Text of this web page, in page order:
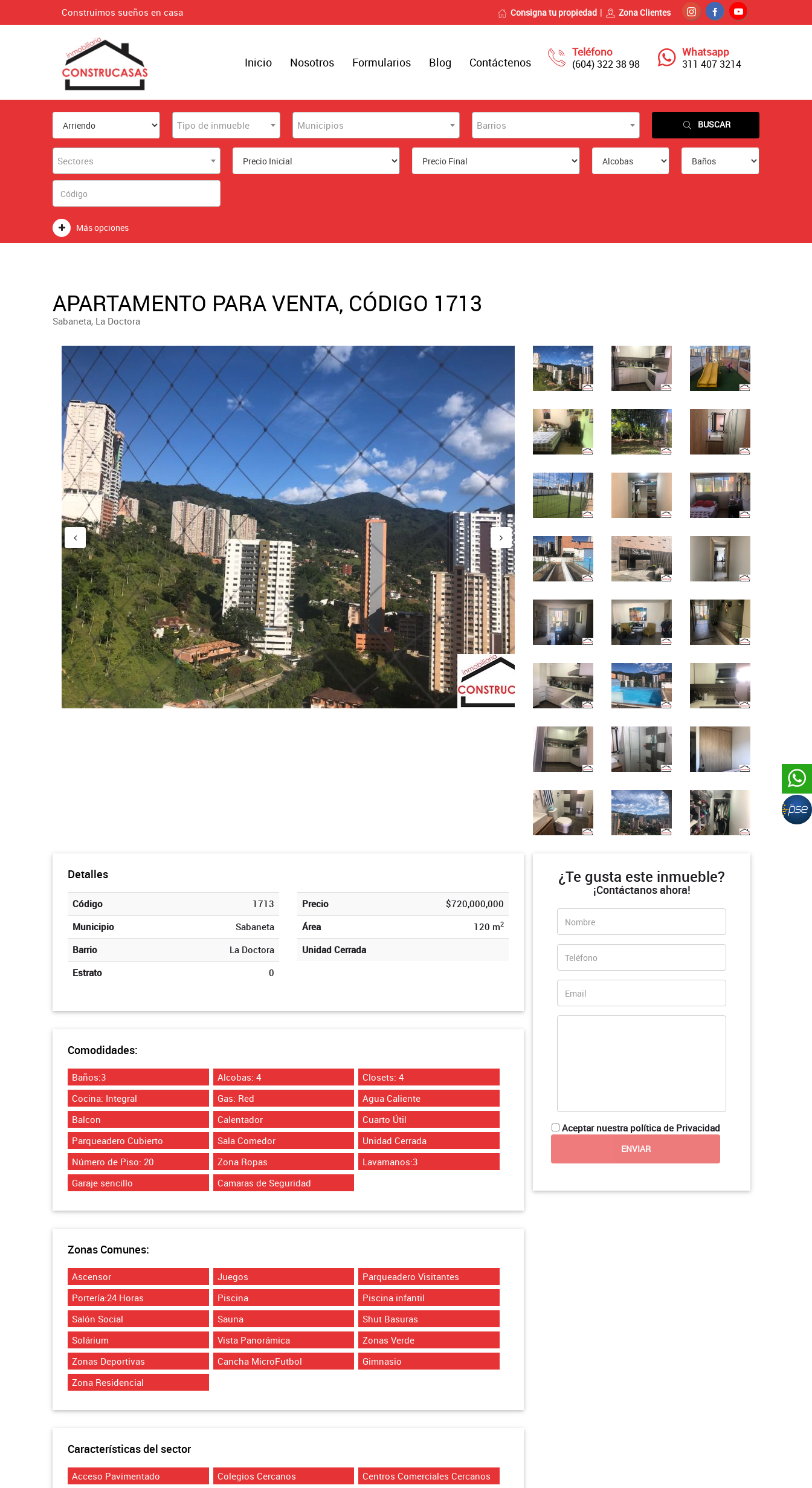
Construimos sueños en casa Consigna tu propiedad Zona Clientes
Teléfono
(604) 322 38 98
Whatsapp
311 407 3214
Inicio Nosotros Formularios Blog Contáctenos
Tipo de inmueble Municipios Barrios BUSCAR
Sectores
Más opciones
APARTAMENTO PARA VENTA, CÓDIGO 1713
Sabaneta, La Doctora
Detalles
Código
1713
Municipio
Sabaneta
Barrio
La Doctora
Estrato
0
Precio
$720,000,000
Área
120 m2
Unidad Cerrada
Comodidades:
Baños:3 Alcobas: 4
Closets: 4
Cocina: Integral
Gas: Red
Agua Caliente
Balcon
Calentador
Cuarto Útil
Parqueadero Cubierto
Sala Comedor
Unidad Cerrada
Número de Piso: 20
Zona Ropas
Lavamanos:3
Garaje sencillo
Camaras de Seguridad
Zonas Comunes:
Ascensor Juegos
Parqueadero Visitantes
Portería:24 Horas
Piscina
Piscina infantil
Salón Social
Sauna
Shut Basuras
Solárium
Vista Panorámica
Zonas Verde
Zonas Deportivas
Cancha MicroFutbol
Gimnasio
Zona Residencial
Características del sector
Acceso Pavimentado Colegios Cercanos
Centros Comerciales Cercanos
¿Te gusta este inmueble?
¡Contáctanos ahora!
Aceptar nuestra política de Privacidad